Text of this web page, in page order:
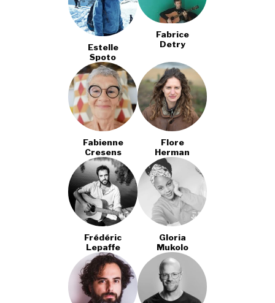
Estelle
Spoto
Fabrice
Detry
Fabienne
Cresens
Flore
Herman
Frédéric
Lepaffe
Gloria
Mukolo